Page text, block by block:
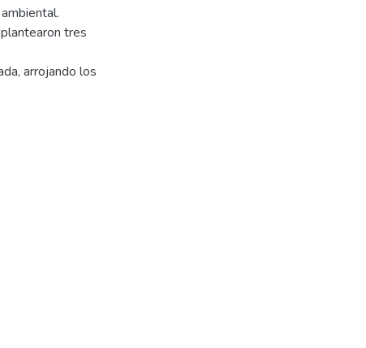
tres
arrojando los